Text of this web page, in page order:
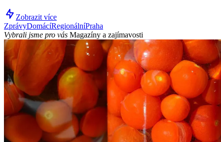
Zobrazit více
ZprávyDomácíRegionálníPraha
Vybrali jsme pro vás Magazíny a zajímavosti